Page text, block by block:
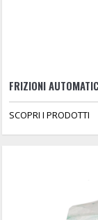
FRIZIONI
SCOPRI I PRODOTTI